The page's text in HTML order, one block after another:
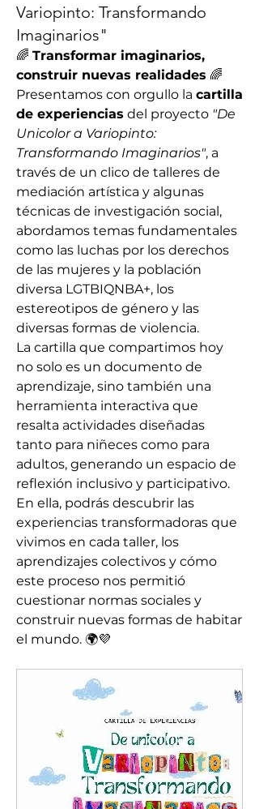
Variopinto: Transformando
Imaginarios"
🌈 Transformar imaginarios,
construir nuevas realidades 🌈
Presentamos con orgullo la cartilla
de experiencias del proyecto "De
Unicolor a Variopinto:
Transformando Imaginarios", a
través de un clico de talleres de
mediación artística y algunas
técnicas de investigación social,
abordamos temas fundamentales
como las luchas por los derechos
de las mujeres y la población
diversa LGTBIQNBA+, los
estereotipos de género y las
diversas formas de violencia.
La cartilla que compartimos hoy
no solo es un documento de
aprendizaje, sino también una
herramienta interactiva que
resalta actividades diseñadas
tanto para niñeces como para
adultos, generando un espacio de
reflexión inclusivo y participativo.
En ella, podrás descubrir las
experiencias transformadoras que
vivimos en cada taller, los
aprendizajes colectivos y cómo
este proceso nos permitió
cuestionar normas sociales y
construir nuevas formas de habitar
el mundo. 🌍💜